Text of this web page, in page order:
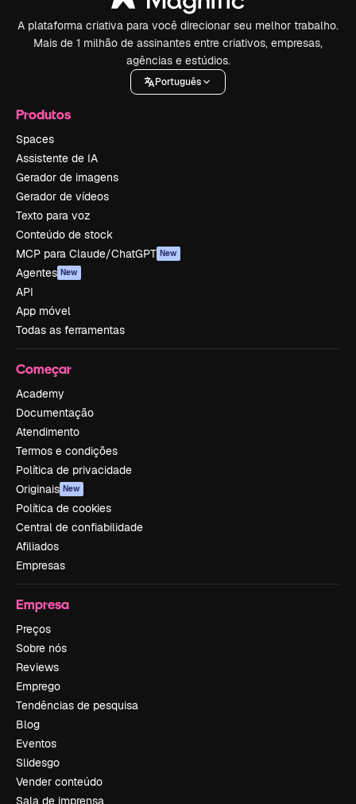
A plataforma criativa para você direcionar seu melhor trabalho.
Mais de 1 milhão de assinantes entre criativos, empresas,
agências e estúdios.
Português
Produtos
Spaces
Assistente de IA
Gerador de imagens
Gerador de vídeos
Texto para voz
Conteúdo de stock
MCP para Claude/ChatGPT New
Agentes New
API
App móvel
Todas as ferramentas
Começar
Academy
Documentação
Atendimento
Termos e condições
Política de privacidade
Originais New
Política de cookies
Central de confiabilidade
Afiliados
Empresas
Empresa
Preços
Sobre nós
Reviews
Emprego
Tendências de pesquisa
Blog
Eventos
Slidesgo
Vender conteúdo
Sala de imprensa